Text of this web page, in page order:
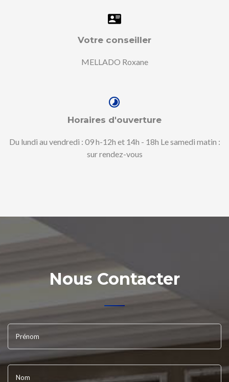
Votre conseiller
MELLADO Roxane
Horaires d'ouverture
Du lundi au vendredi : 09 h-12h et 14h - 18h Le samedi matin :
sur rendez-vous
Nous Contacter
Prénom
Nom